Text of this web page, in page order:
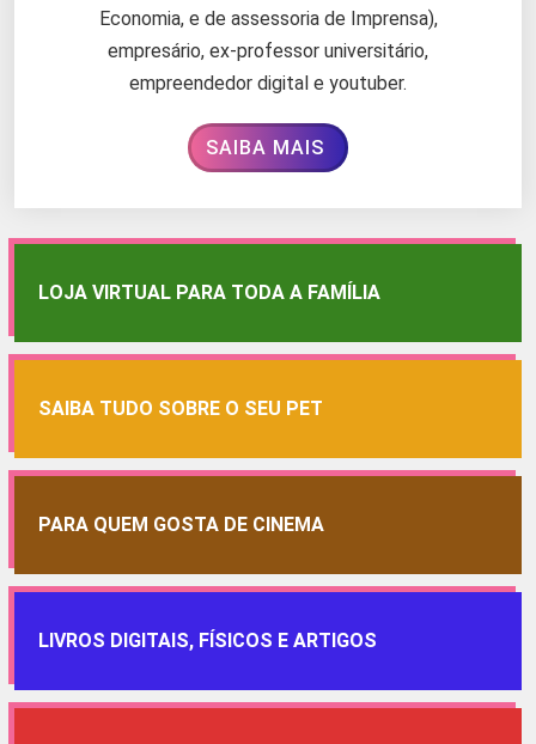
Economia, e de assessoria de Imprensa),
empresário, ex-professor universitário,
empreendedor digital e youtuber.
SAIBA MAIS
LOJA VIRTUAL PARA TODA A FAMÍLIA
SAIBA TUDO SOBRE O SEU PET
PARA QUEM GOSTA DE CINEMA
LIVROS DIGITAIS, FÍSICOS E ARTIGOS